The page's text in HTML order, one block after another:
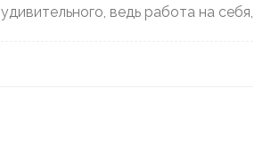
удивительного, ведь работа на себя,